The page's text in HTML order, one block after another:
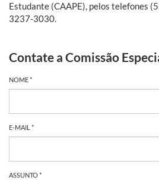
Estudante (CAAPE), pelos telefones
3237-3030.
Contate a Comissão
NOME *
E-MAIL *
ASSUNTO *